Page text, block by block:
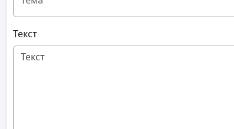
Текст